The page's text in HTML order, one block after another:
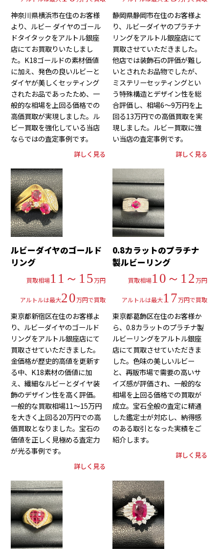
神奈川県横浜市在住のお客様
より、ルビー ダイヤのゴール
ドタイタックをアルトル銀座
店にてお買取りいたしまし
た。K18ゴールドの素材価値
に加え、発色の良いルビーと
ダイヤが美しくセッティング
されたお品であったため、一
般的な相場を上回る価格での
高価買取が実現しました。ル
ビー買取を強化している当店
ならではの査定事例です。
詳しく見る
静岡県静岡市在住のお客様よ
り、ルビーダイヤのプラチナ
リングをアルトル銀座店にて
買取させていただきました。
他店では装飾石の評価が難し
いとされたお品物でしたが、
ミステリーセッティングとい
う特殊構造とデザイン性を総
合評価し、相場6～9万円を上
回る13万円での高価買取を実
現しました。ルビー買取に強
い当店の査定事例です。
詳しく見る
ルビーダイヤのゴールド
リング
買取相場11～15万円
アルトルは最大20万円で買取
東京都新宿区在住のお客様よ
り、ルビーダイヤのゴールド
リングをアルトル銀座店にて
買取させていただきました。
金価格が歴史的高値を更新す
る中、K18素材の価値に加
え、繊細なルビーとダイヤ装
飾のデザイン性を高く評価。
一般的な買取相場11～15万円
を大きく上回る20万円での高
価買取となりました。宝石の
価値を正しく見極める査定力
が光る事例です。
詳しく見る
0.8カラットのプラチナ
製ルビーリング
買取相場10～12万円
アルトルは最大17万円で買取
東京都葛飾区在住のお客様か
ら、0.8カラットのプラチナ製
ルビーリングをアルトル銀座
店にて買取させていただきま
した。色味の美しいルビー
と、再販市場で需要の高いサ
イズ感が評価され、一般的な
相場を上回る価格での買取が
成立。宝石全般の査定に精通
した鑑定士が対応し、納得感
のある取引となった実績をご
紹介します。
詳しく見る